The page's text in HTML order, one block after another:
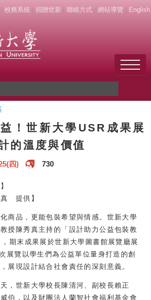
校務系統 捐贈世新 聯絡方式 網站導覽 English
！世新大學USR成果展
的溫度與價值
四) 730
真 提供】
品，更能包裝希望與情感。世新大學
授陳秀真主持的「設計助力公益包裝教
期末成果展於世新大學圖書館展覽廳展
展覽以學生們為公益單位量身打造的創
展現設計結合社會責任的深刻意義。
世新大學校長陳清河、副校長賴正
伯，以及財團法人蘭智社會福利基金會